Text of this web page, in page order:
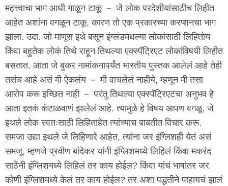
महत्त्वाचा भाग आधी गाळून टाकू － जे लोक परदेशीयांसाठीच लिहीत
आहेत अशांना वगळून टाकू, कारण तो एक प्रकारच्या करप्शनचा भाग
झाला. उदा. जो माणूस इथे बसून इंग्लंडमधल्या लोकांसाठी लिहितोय
किंवा बहुतेक लोकं तिथे राहून तिथल्या एक्स्पॅट्रिएट लोकांविषयी लिहीत
बसतात. आता जे बुकर नामांकनापर्यंत भारतीय पुस्तक आलेलं आहे तेही
तसंच आहे असं मी ऐकलंय － मी वाचलेलं नाहीये, म्हणून मी तसा
आरोप करू इच्छित नाही － परंतु तिथल्या एक्स्पॅट्रिएटचा अनुभव हे
आता इतकं कंटाळवाणं झालेलं आहे. त्यामुळे हे विषय आपण वगळू. जे
इथले लोक स्वतःसाठी लिहिताहेत त्यांच्याच बाबतीत विचार करू.
समजा उद्या इथले जे लिहिणारे आहेत, त्यांना जर इंग्लिशही येतं असं
समजू. म्हणजे प्रवीण बांदेकर यांनी इंग्लिशमध्ये लिहिलं किंवा मकरंद
साठेंनी इंग्लिशमध्ये लिहिलं तर काय होईल? किंवा यांचं भाषांतर जर
कोणी इंग्लिशमध्ये केलं तर काय होईल? तर अशा पद्धतीने पाहायचं झालं